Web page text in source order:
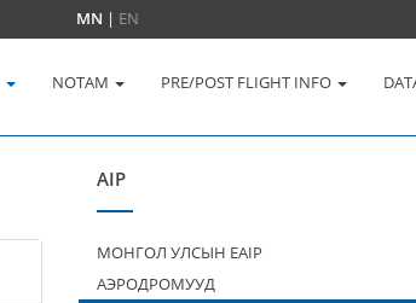
MN | EN
NOTAM PRE/POST FLIGHT INFO
AIP
МОНГОЛ УЛСЫН EAIP
АЭРОДРОМУУД